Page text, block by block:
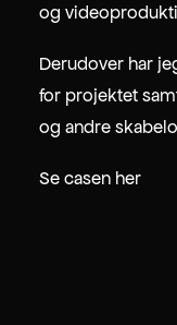
og
Derudover har
for projektet
og andre
Se casen her